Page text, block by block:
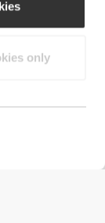
only